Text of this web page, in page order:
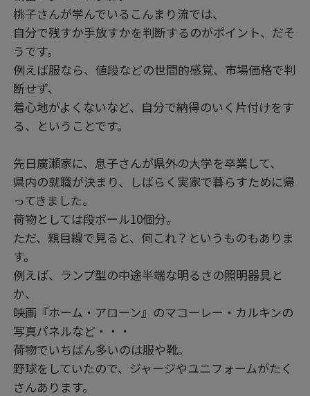
桃子さんが学んでいるこんまり流では、
自分で残すか手放すかを判断するのがポイント、だそ
うです。
例えば服なら、値段などの世間的感覚、市場価格で判
断せず、
着心地がよくないなど、自分で納得のいく片付けをす
る、ということです。
先日廣瀬家に、息子さんが県外の大学を卒業して、
県内の就職が決まり、しばらく実家で暮らすために帰
ってきました。
荷物としては段ボール10個分。
ただ、親目線で見ると、何これ？というものもありま
す。
例えば、ランプ型の中途半端な明るさの照明器具と
か、
映画『ホーム・アローン』のマコーレー・カルキンの
写真パネルなど・・・
荷物でいちばん多いのは服や靴。
野球をしていたので、ジャージやユニフォームがたく
さんあります。